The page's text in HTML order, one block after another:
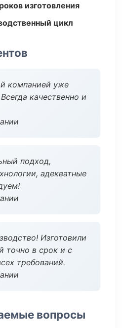
изготовления
цикл
компанией уже
качественно и
подход,
адекватные
Изготовили
точно в срок и с
требований.
вопросы